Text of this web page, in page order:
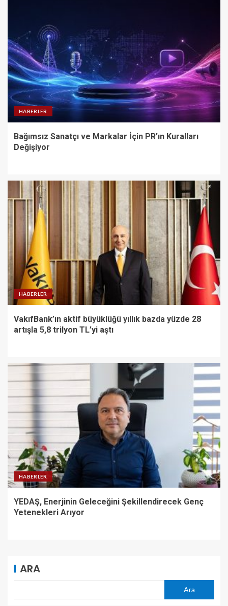
HABERLER
Bağımsız Sanatçı ve Markalar İçin PR’ın Kuralları
Değişiyor
HABERLER
VakıfBank’ın aktif büyüklüğü yıllık bazda yüzde 28
artışla 5,8 trilyon TL’yi aştı
HABERLER
YEDAŞ, Enerjinin Geleceğini Şekillendirecek Genç
Yetenekleri Arıyor
ARA
Ara